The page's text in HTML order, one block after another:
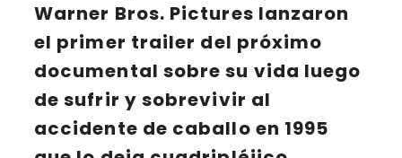
Warner Bros. Pictures lanzaron
el primer trailer del próximo
documental sobre su vida luego
de sufrir y sobrevivir al
accidente de caballo en 1995